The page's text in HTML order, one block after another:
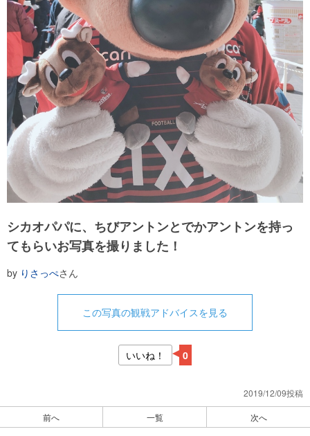
シカオパパに、ちびアントンとでかアントンを持っ
てもらいお写真を撮りました！
by りさっぺさん
この写真の観戦アドバイスを見る
いいね！ 0
2019/12/09投稿
前へ 一覧 次へ